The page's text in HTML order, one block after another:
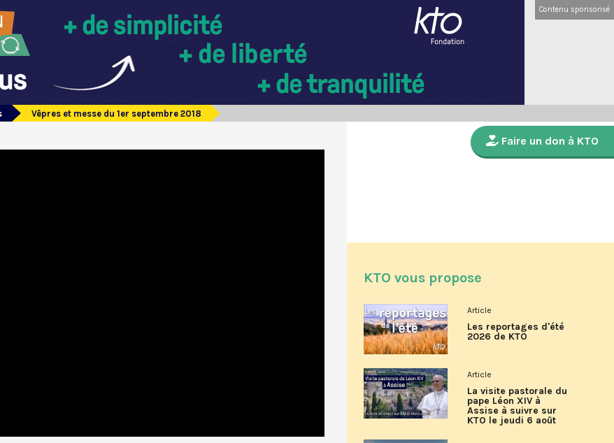
Contenu sponsorisé
Vêpres et messe du 1er septembre 2018
Faire un don à KTO
KTO vous propose
Article
Les reportages d'été
2026 de KTO
Article
La visite pastorale du
pape Léon XIV à
Assise à suivre sur
KTO le jeudi 6 août